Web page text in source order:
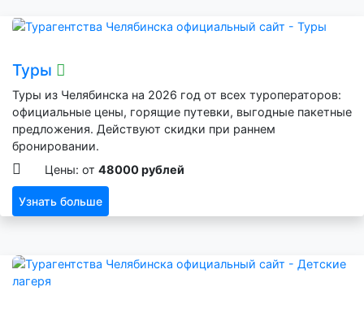
Туры
Туры из Челябинска на 2026 год от всех туроператоров:
официальные цены, горящие путевки, выгодные пакетные
предложения. Действуют скидки при раннем
бронировании.
Цены: от 48000 рублей
Узнать больше